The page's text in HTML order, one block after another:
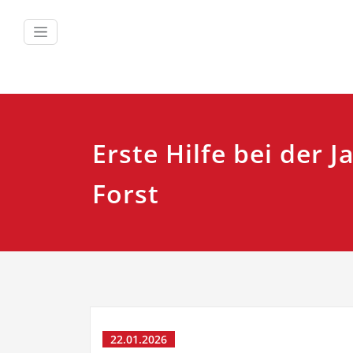
springen
Erste Hilfe bei der
Forst
22.01.2026